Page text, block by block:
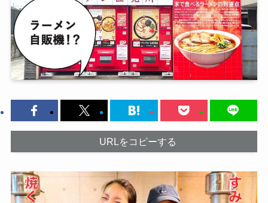
URLをコピーする